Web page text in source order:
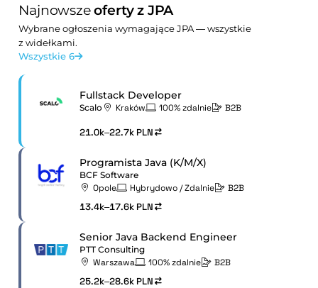
Najnowszeoferty z JPA
Wybrane ogłoszenia wymagające JPA — wszystkie
z widełkami.
Wszystkie 6
Fullstack Developer
Scalo Kraków 100% zdalnie B2B
21.0k–22.7k PLN
Programista Java (K/M/X)
BCF Software
Opole Hybrydowo / Zdalnie B2B
13.4k–17.6k PLN
Senior Java Backend Engineer
PTT Consulting
Warszawa 100% zdalnie B2B
25.2k–28.6k PLN